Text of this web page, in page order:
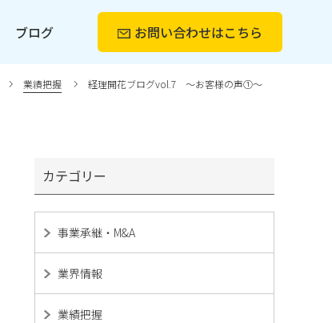
ブログ お問い合わせはこちら
業績把握 経理開花ブログvol.7 ～お客様の声①～
カテゴリー
事業承継・M&A
業界情報
業績把握